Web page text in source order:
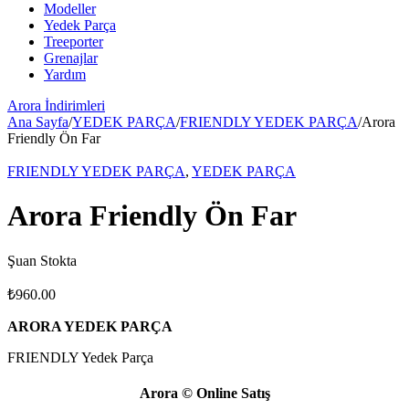
Modeller
Yedek Parça
Treeporter
Grenajlar
Yardım
Arora İndirimleri
Ana Sayfa/YEDEK PARÇA/FRIENDLY YEDEK PARÇA/Arora
Friendly Ön Far
FRIENDLY YEDEK PARÇA, YEDEK PARÇA
Arora Friendly Ön Far
Şuan Stokta
₺960.00
ARORA YEDEK PARÇA
FRIENDLY Yedek Parça
Arora © Online Satış